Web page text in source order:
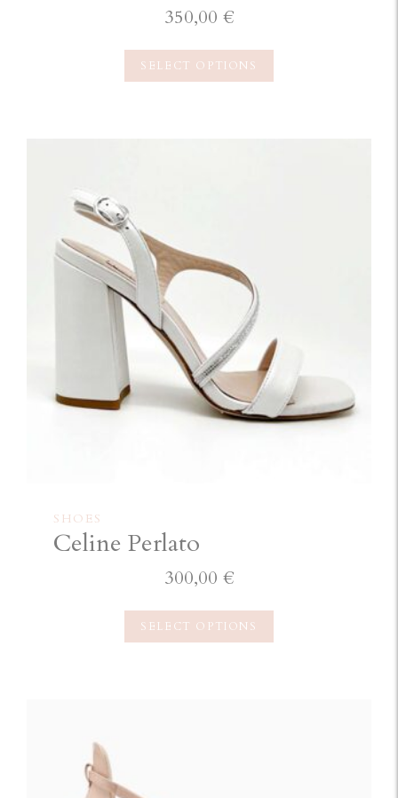
350,00 €
SELECT OPTIONS
SHOES
Celine Perlato
300,00 €
SELECT OPTIONS